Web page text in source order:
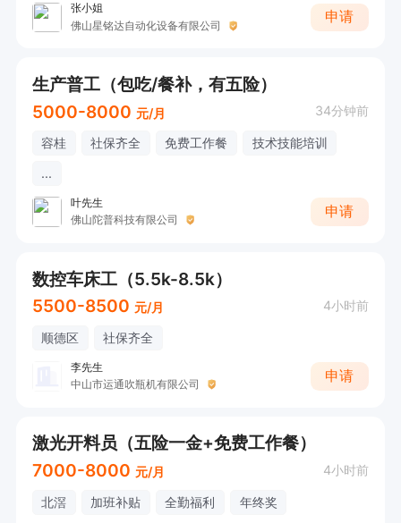
张小姐
佛山星铭达自动化设备有限公司
申请
生产普工（包吃/餐补，有五险）
5000-8000 元/月 34分钟前
容桂 社保齐全 免费工作餐
技术技能培训
...
叶先生
佛山陀普科技有限公司
申请
数控车床工（5.5k-8.5k）
5500-8500 元/月 4小时前
顺德区 社保齐全
李先生
中山市运通吹瓶机有限公司
申请
激光开料员（五险一金+免费工作餐）
7000-8000 元/月 4小时前
北滘 加班补贴 全勤福利 年终奖